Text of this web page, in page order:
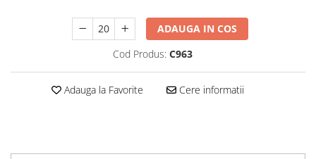
ADAUGA IN COS
Cod Produs: C963
Adauga la Favorite Cere informatii